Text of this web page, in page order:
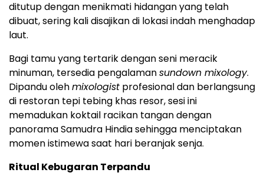
ditutup dengan menikmati hidangan yang telah
dibuat, sering kali disajikan di lokasi indah menghadap
laut.
Bagi tamu yang tertarik dengan seni meracik
minuman, tersedia pengalamansundown mixology.
Dipandu olehmixologist profesional dan berlangsung
di restoran tepi tebing khas resor, sesi ini
memadukan koktail racikan tangan dengan
panorama Samudra Hindia sehingga menciptakan
momen istimewa saat hari beranjak senja.
Ritual Kebugaran Terpandu